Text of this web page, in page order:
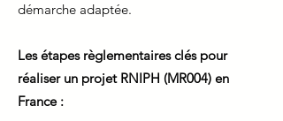
démarche adaptée.
Les étapes règlementaires clés pour
réaliser un projet RNIPH (MR004) en
France :